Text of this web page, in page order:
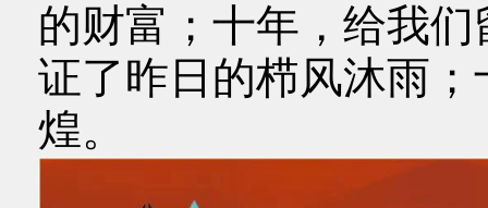
的财富；十年，给我
证了昨日的栉风沐雨
煌。